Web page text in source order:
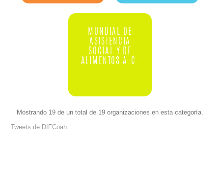
MUNDIAL DE
ASISTENCIA
SOCIAL Y DE
ALIMENTOS A.C.
Mostrando 19 de un total de 19 organizaciones en esta categoría.
Tweets de DIFCoah